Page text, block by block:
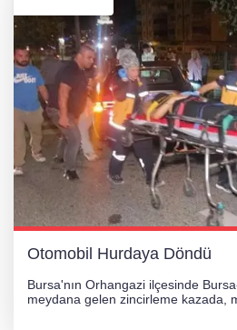
Otomobil Hurdaya Döndü
Bursa'nın Orhangazi ilçesinde
meydana gelen zincirleme kazada,